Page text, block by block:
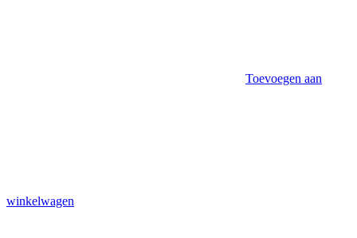
Toevoegen aan
winkelwagen